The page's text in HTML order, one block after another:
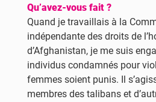
Qu’avez-vous fait ?
Quand je travaillais à la
indépendante des droits de
d’Afghanistan, je me suis
individus condamnés pour
femmes soient punis. Il
membres des talibans et